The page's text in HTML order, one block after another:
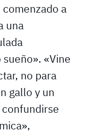
a
una
«Vine
no para
gallo y un
confundirse